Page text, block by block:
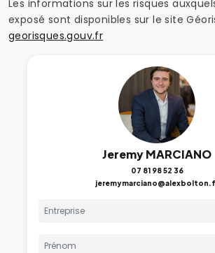
Les informations sur les risques
exposé sont disponibles sur le site
georisques.gouv.fr
Jeremy MARCIANO
07 81 98 52 36